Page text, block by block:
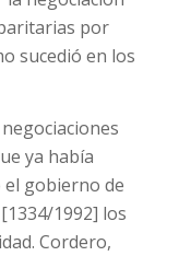
por
sucedió en los
ya había
el gobierno de
1992] los
Cordero,